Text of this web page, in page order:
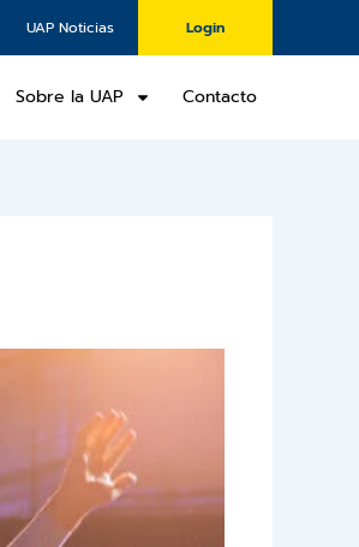
UAP Noticias Login
Sobre la UAP Contacto